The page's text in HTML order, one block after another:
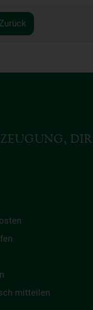
Zurück
mitteilen